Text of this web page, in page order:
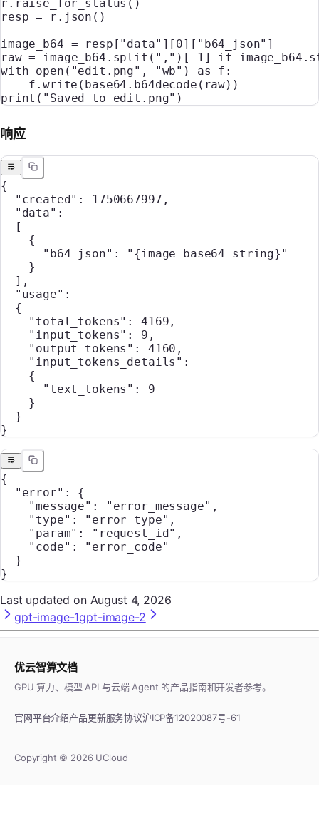
r.raise_for_status()
resp = r.json()
image_b64 = resp[ "data" ][ 0][ "b64_json" ]
raw = image_b64.split( "," )[ - 1 ] if
with open ( "edit.png" , "wb" ) as f:
    f.write(base64.b64decode(raw))
print ( "Saved to edit.png" )
响应
{
  "created"
: 1750667997 ,
  "data"
:
  [
    {
      "b64_json"
: "{image_base64_string}"
    }
  ],
  "usage"
:
  {
    "total_tokens"
: 4169 ,
    "input_tokens"
: 9 ,
    "output_tokens"
: 4160 ,
    "input_tokens_details"
:
    {
      "text_tokens"
: 9
    }
  }
}
{
  "error"
: {
    "message"
: "error_message" ,
    "type"
: "error_type" ,
    "param"
: "request_id" ,
    "code"
: "error_code"
  }
}
Last updated on August 4, 2026
gpt-image-1gpt-image-2
优云智算文档
GPU 算力、模型 API 与云端 Agent 的产品指南和开发者参考。
官网平台介绍产品更新服务协议沪ICP备12020087号-61
Copyright © 2026UCloud